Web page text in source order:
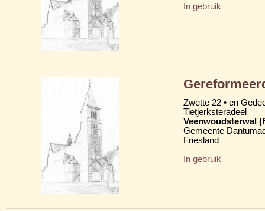
In gebruik
Zwette 22 • en
Tietjerksteradeel
Veenwoudsterwal
Gemeente
Friesland
In gebruik